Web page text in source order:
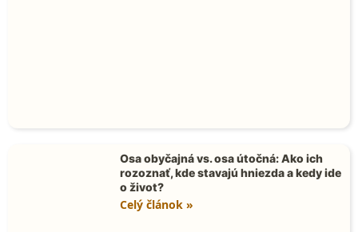
Osa obyčajná vs. osa útočná: Ako ich
rozoznať, kde stavajú hniezda a kedy ide
o život?
Celý článok »